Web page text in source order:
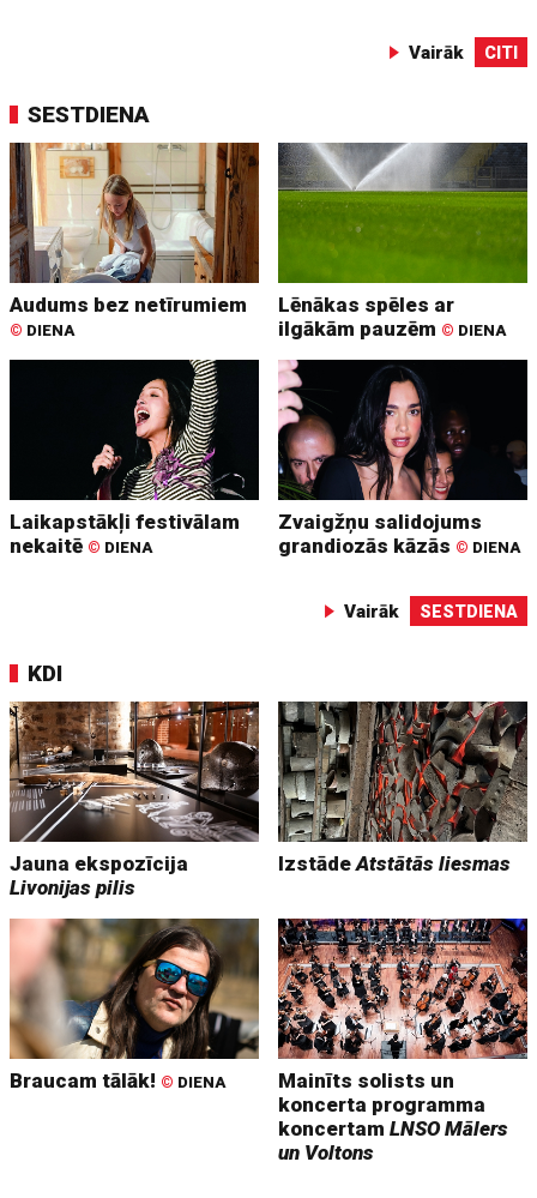
Vairāk CITI
SESTDIENA
Audums bez netīrumiem
© DIENA
Lēnākas spēles ar
ilgākām pauzēm © DIENA
Laikapstākļi festivālam
nekaitē © DIENA
Zvaigžņu salidojums
grandiozās kāzās © DIENA
Vairāk SESTDIENA
KDI
Jauna ekspozīcija
Livonijas pilis
IzstādeAtstātās liesmas
Braucam tālāk! © DIENA
Mainīts solists un
koncerta programma
koncertamLNSO Mālers
un Voltons